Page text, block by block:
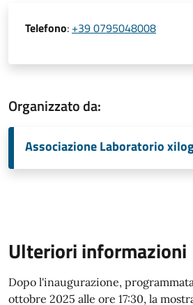
Telefono: +39 0795048008
Organizzato da:
Associazione Laboratorio
Ulteriori informazioni
Dopo l'inaugurazione,
ottobre 2025 alle ore 17:30, la